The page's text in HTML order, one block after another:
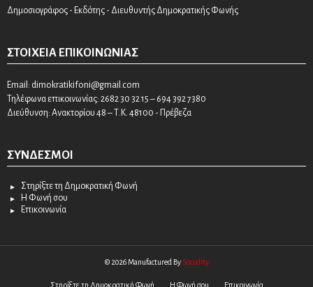
Δημοσιογράφος - Εκδότης - Διευθυντής Δημοκρατικής Φωνής
ΣΤΟΙΧΕΊΑ ΕΠΙΚΟΙΝΩΝΊΑΣ
Email: dimokratikifoni@gmail.com
Τηλέφωνα επικοινωνίας: 2682 30 32 15 – 694 392 7380
Διεύθυνση: Ανακτορίου 48 – Τ.Κ. 48100 - Πρέβεζα
ΣΎΝΔΕΣΜΟΙ
Στηρίξτε τη Δημοκρατική Φωνή
Η Φωνή σου
Επικοινωνία
© 2026 Manufactured By Sociality
Στηρίξτε τη Δημοκρατική Φωνή Η Φωνή σου Επικοινωνία